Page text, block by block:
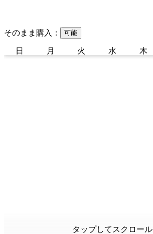
そのまま購入： 可能
日 月 火 水 木
タップしてスクロール